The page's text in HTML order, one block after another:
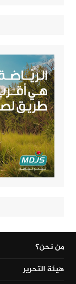
من نحن؟
هيئة التحرير